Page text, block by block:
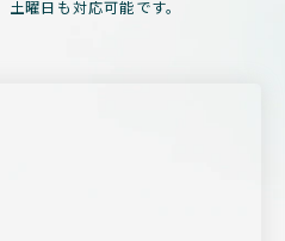
土曜日も対応可能です。